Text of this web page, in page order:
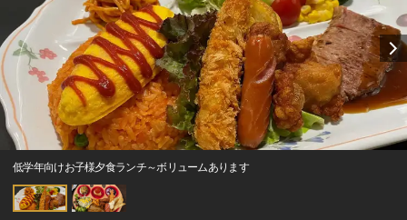
低学年向けお子様夕食ランチ～ボリュームあります